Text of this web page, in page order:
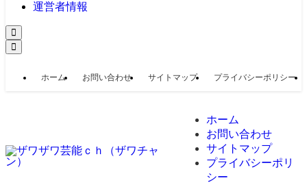
運営者情報
ホーム お問い合わせ サイトマップ プライバシーポリシー
ホーム
お問い合わせ
サイトマップ
プライバシーポリ
シー